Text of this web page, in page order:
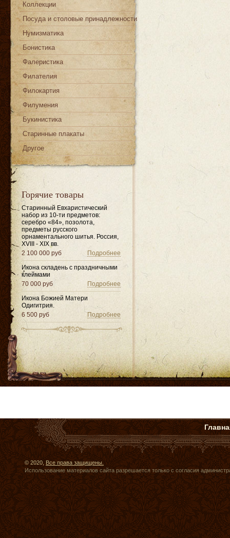
Коллекции
Посуда и столовые принадлежности
Нумизматика
Бонистика
Фалеристика
Филателия
Филокартия
Филумения
Букинистика
Старинные плакаты
Другое
Горячие товары
Старинный Евхаристический
набор из 10-ти предметов:
серебро «84», позолота,
предметы русского
орнаментального шитья. Россия,
XVIII - XIX вв.
Подробнее
2 100 000 руб
Икона складень с праздничными
клеймами
Подробнее
70 000 руб
Икона Божией Матери
Одигитрия.
Подробнее
6 500 руб
© 2020,Все права защищены.
Использование материалов сайта разрешается только с согласия